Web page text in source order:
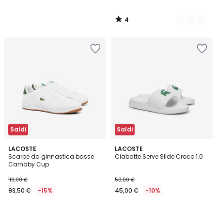
4
/
Saldi
LACOSTE
Scarpe da ginnastica basse
Carnaby Cup
110,00 €
93,50 € -15%
Saldi
LACOSTE
Ciabatte Serve Slide Croco 1.0
50,00 €
45,00 € -10%
4,3
/ 5